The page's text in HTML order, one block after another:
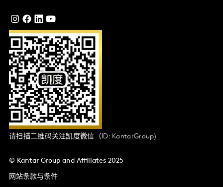
请扫描二维码关注凯度微信（ID: KantarGroup)
© Kantar Group and Affiliates 2025
网站条款与条件